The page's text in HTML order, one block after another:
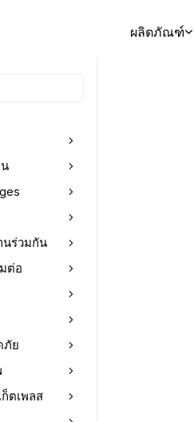
ผลิตภัณฑ์
นร่วมกัน
ต่อ
ภัย
ตเพลส